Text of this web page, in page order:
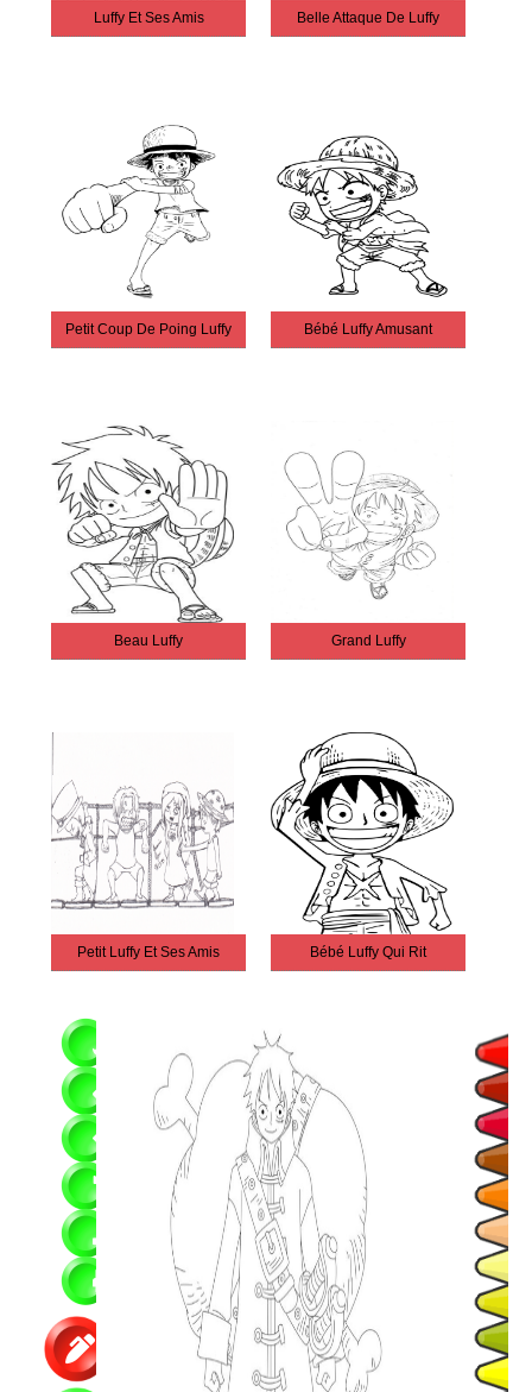
Luffy Et Ses Amis Belle Attaque De Luffy
Petit Coup De Poing Luffy Bébé Luffy Amusant
Beau Luffy Grand Luffy
Petit Luffy Et Ses Amis Bébé Luffy Qui Rit